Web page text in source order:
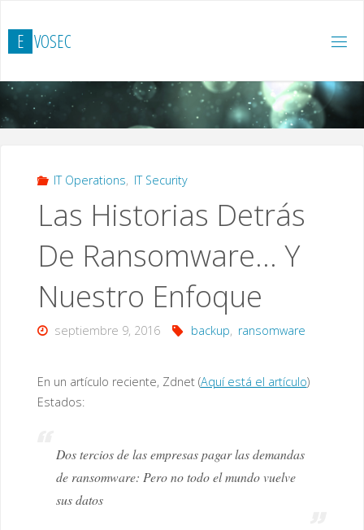
contenido
E VOSEC
IT Operations, IT Security
Las Historias Detrás
De Ransomware… Y
Nuestro Enfoque
septiembre 9, 2016 backup, ransomware
En un artículo reciente, Zdnet (Aquí está el artículo)
Estados:
Dos tercios de las empresas pagar las demandas
de ransomware: Pero no todo el mundo vuelve
sus datos